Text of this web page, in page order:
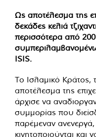
Ως αποτέλεσμα της
δεκάδες κελιά
περισσότερα από
ISIS.
Το Ισλαμικό
αποτέλεσμα της
άρχισε να
συμμορίας που
παρέμεναν
κινητοποιούνται και